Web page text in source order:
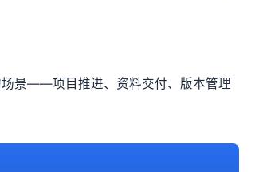
场景——项目推进、资料交付、版本管理